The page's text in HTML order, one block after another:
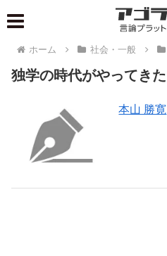
ホーム 社会・一般
独学の時代がやってきた
本山 勝寛